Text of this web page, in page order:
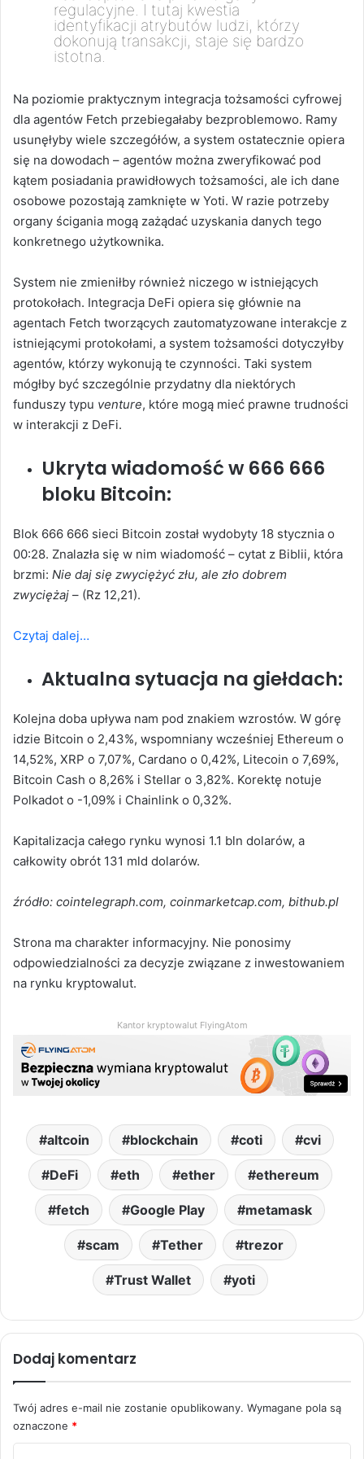
regulacyjne. I tutaj kwestia
identyfikacji atrybutów ludzi, którzy
dokonują transakcji, staje się bardzo
istotna.
Na poziomie praktycznym integracja tożsamości cyfrowej
dla agentów Fetch przebiegałaby bezproblemowo. Ramy
usunęłyby wiele szczegółów, a system ostatecznie opiera
się na dowodach – agentów można zweryfikować pod
kątem posiadania prawidłowych tożsamości, ale ich dane
osobowe pozostają zamknięte w Yoti. W razie potrzeby
organy ścigania mogą zażądać uzyskania danych tego
konkretnego użytkownika.
System nie zmieniłby również niczego w istniejących
protokołach. Integracja DeFi opiera się głównie na
agentach Fetch tworzących zautomatyzowane interakcje z
istniejącymi protokołami, a system tożsamości dotyczyłby
agentów, którzy wykonują te czynności. Taki system
mógłby być szczególnie przydatny dla niektórych
funduszy typu venture, które mogą mieć prawne trudności
w interakcji z DeFi.
Ukryta wiadomość w 666 666
bloku Bitcoin:
Blok 666 666 sieci Bitcoin został wydobyty 18 stycznia o
00:28. Znalazła się w nim wiadomość – cytat z Biblii, która
brzmi: Nie daj się zwyciężyć złu, ale zło dobrem
zwyciężaj – (Rz 12,21).
Czytaj dalej…
Aktualna sytuacja na giełdach:
Kolejna doba upływa nam pod znakiem wzrostów. W górę
idzie Bitcoin o 2,43%, wspomniany wcześniej Ethereum o
14,52%, XRP o 7,07%, Cardano o 0,42%, Litecoin o 7,69%,
Bitcoin Cash o 8,26% i Stellar o 3,82%. Korektę notuje
Polkadot o -1,09% i Chainlink o 0,32%.
Kapitalizacja całego rynku wynosi 1.1 bln dolarów, a
całkowity obrót 131 mld dolarów.
źródło: cointelegraph.com, coinmarketcap.com, bithub.pl
Strona ma charakter informacyjny. Nie ponosimy
odpowiedzialności za decyzje związane z inwestowaniem
na rynku kryptowalut.
Kantor kryptowalut FlyingAtom
altcoin blockchain coti cvi
DeFi eth ether ethereum
fetch Google Play metamask
scam Tether trezor
Trust Wallet yoti
Dodaj komentarz
Twój adres e-mail nie zostanie opublikowany. Wymagane pola są
oznaczone *